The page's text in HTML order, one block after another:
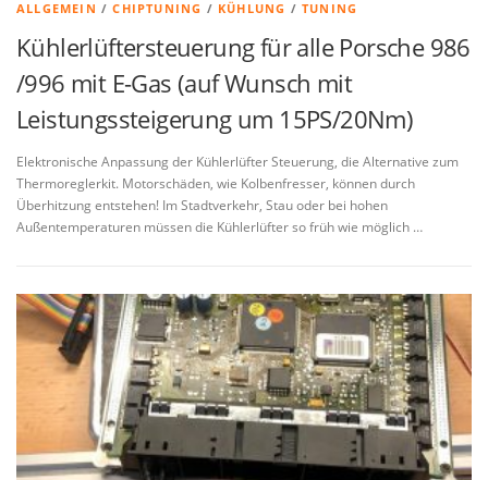
ALLGEMEIN /CHIPTUNING / KÜHLUNG /TUNING
Kühlerlüftersteuerung für alle Porsche 986
/996 mit E-Gas (auf Wunsch mit
Leistungssteigerung um 15PS/20Nm)
Elektronische Anpassung der Kühlerlüfter Steuerung, die Alternative zum
Thermoreglerkit. Motorschäden, wie Kolbenfresser, können durch
Überhitzung entstehen! Im Stadtverkehr, Stau oder bei hohen
Außentemperaturen müssen die Kühlerlüfter so früh wie möglich …